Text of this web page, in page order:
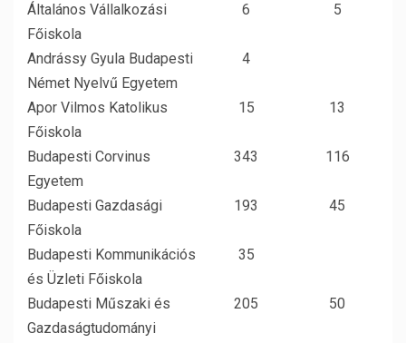
Általános Vállalkozási
Főiskola
6 5
Andrássy Gyula Budapesti
Német Nyelvű Egyetem
4
Apor Vilmos Katolikus
Főiskola
15 13
Budapesti Corvinus
Egyetem
343 116
Budapesti Gazdasági
Főiskola
193 45
Budapesti Kommunikációs
és Üzleti Főiskola
35
Budapesti Műszaki és
Gazdaságtudományi
205 50